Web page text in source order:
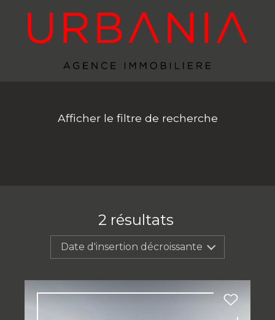
Afficher le filtre de recherche
2 résultats
Date d'insertion décroissante